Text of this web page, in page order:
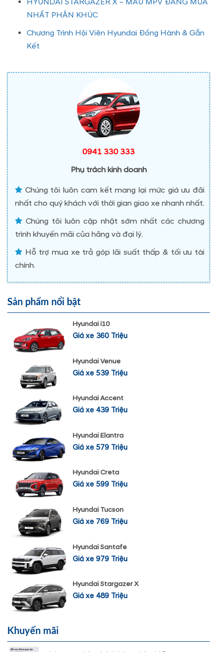
HYUNDAI STARGAZER X – MẪU MPV ĐÁNG MUA
NHẤT PHÂN KHÚC
Chương Trình Hội Viên Hyundai Đồng Hành & Gắn
Kết
0941 330 333
Phụ trách kinh doanh
Chúng tôi luôn cam kết mang lại mức giá ưu đãi
nhất cho quý khách với thời gian giao xe nhanh nhất.
Chúng tôi luôn cập nhật sớm nhất các chương
trình khuyến mãi của hãng và đại lý.
Hỗ trợ mua xe trả góp lãi suất thấp & tối ưu tài
chính.
Sản phẩm nổi bật
Hyundai i10
Giá xe 360 Triệu
Hyundai Venue
Giá xe 539 Triệu
Hyundai Accent
Giá xe 439 Triệu
Hyundai Elantra
Giá xe 579 Triệu
Hyundai Creta
Giá xe 599 Triệu
Hyundai Tucson
Giá xe 769 Triệu
Hyundai Santafe
Giá xe 979 Triệu
Hyundai Stargazer X
Giá xe 489 Triệu
Khuyến mãi